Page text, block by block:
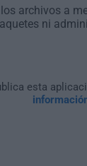
archivos a
ni
esta